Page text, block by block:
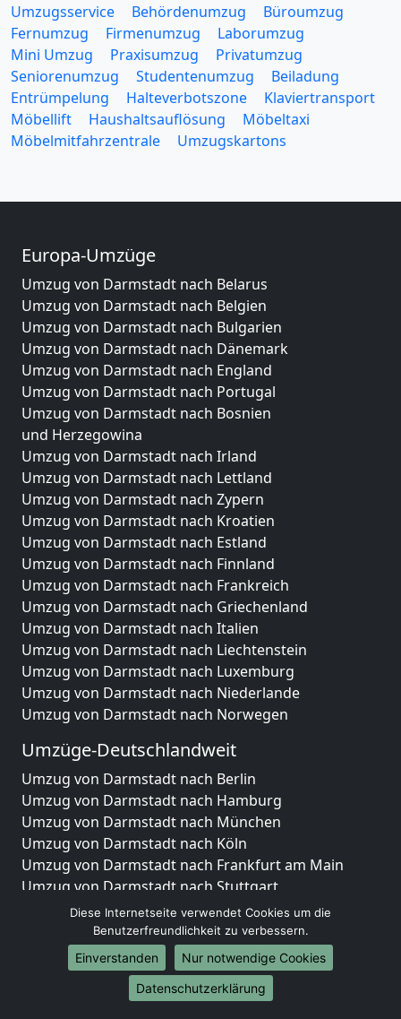
Umzugsservice Behördenumzug
Büroumzug
Fernumzug
Firmenumzug
Laborumzug
Mini Umzug
Praxisumzug
Privatumzug
Seniorenumzug
Studentenumzug
Beiladung
Entrümpelung
Halteverbotszone
Klaviertransport
Möbellift
Haushaltsauflösung
Möbeltaxi
Möbelmitfahrzentrale
Umzugskartons
Europa-Umzüge
Umzug von Darmstadt nach Belarus
Umzug von Darmstadt nach Belgien
Umzug von Darmstadt nach Bulgarien
Umzug von Darmstadt nach Dänemark
Umzug von Darmstadt nach England
Umzug von Darmstadt nach Portugal
Umzug von Darmstadt nach Bosnien
und Herzegowina
Umzug von Darmstadt nach Irland
Umzug von Darmstadt nach Lettland
Umzug von Darmstadt nach Zypern
Umzug von Darmstadt nach Kroatien
Umzug von Darmstadt nach Estland
Umzug von Darmstadt nach Finnland
Umzug von Darmstadt nach Frankreich
Umzug von Darmstadt nach Griechenland
Umzug von Darmstadt nach Italien
Umzug von Darmstadt nach Liechtenstein
Umzug von Darmstadt nach Luxemburg
Umzug von Darmstadt nach Niederlande
Umzug von Darmstadt nach Norwegen
Umzüge-Deutschlandweit
Umzug von Darmstadt nach Berlin
Umzug von Darmstadt nach Hamburg
Umzug von Darmstadt nach München
Umzug von Darmstadt nach Köln
Umzug von Darmstadt nach Frankfurt am Main
Umzug von Darmstadt nach Stuttgart
Umzug von Darmstadt nach Düsseldorf
Umzug von Darmstadt nach Leipzig
Umzug von Darmstadt nach Dortmund
Umzug von Darmstadt nach Essen
Umzug von Darmstadt nach Bremen
Diese Internetseite verwendet Cookies um die
Benutzerfreundlichkeit zu verbessern.
Einverstanden
Nur notwendige Cookies
Datenschutzerklärung